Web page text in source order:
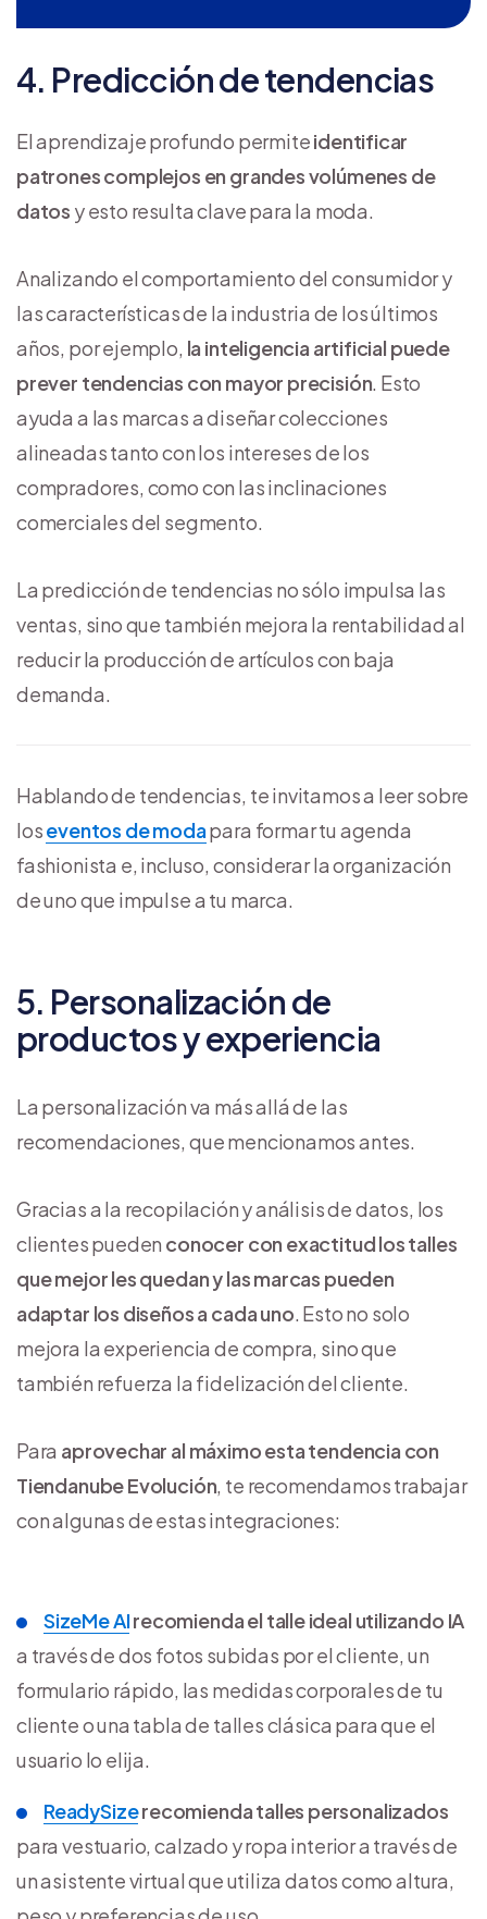
4. Predicción de tendencias
El aprendizaje profundo permiteidentificar
patrones complejos en grandes volúmenes de
datos y esto resulta clave para la moda.
Analizando el comportamiento del consumidor y
las características de la industria de los últimos
años, por ejemplo, la inteligencia artificial puede
prever tendencias con mayor precisión. Esto
ayuda a las marcas a diseñar colecciones
alineadas tanto con los intereses de los
compradores, como con las inclinaciones
comerciales del segmento.
La predicción de tendencias no sólo impulsa las
ventas, sino que también mejora la rentabilidad al
reducir la producción de artículos con baja
demanda.
Hablando de tendencias, te invitamos a leer sobre
loseventos de modapara formar tu agenda
fashionista e, incluso, considerar la organización
de uno que impulse a tu marca.
5. Personalización de
productos y experiencia
La personalización va más allá de las
recomendaciones, que mencionamos antes.
Gracias a la recopilación y análisis de datos, los
clientes pueden conocer con exactitud los talles
que mejor les quedan y las marcas pueden
adaptar los diseños a cada uno. Esto no solo
mejora la experiencia de compra, sino que
también refuerza la fidelización del cliente.
Para aprovechar al máximo esta tendencia con
Tiendanube Evolución, te recomendamos trabajar
con algunas de estas integraciones:
SizeMe AIrecomienda el talle ideal utilizando IA
a través de dos fotos subidas por el cliente, un
formulario rápido, las medidas corporales de tu
cliente o una tabla de talles clásica para que el
usuario lo elija.
ReadySizerecomienda talles personalizados
para vestuario, calzado y ropa interior a través de
un asistente virtual que utiliza datos como altura,